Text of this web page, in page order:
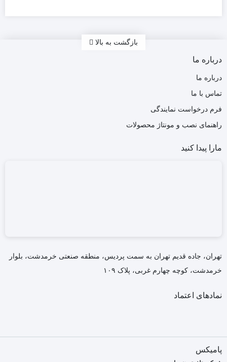
بازگشت به بالا
درباره ما
درباره ما
تماس با ما
فرم درخواست نمایندگی
راهنمای نصب و مونتاژ محصولات
مارا پیدا کنید
تهران، جاده قدیم تهران به سمت پردیس، منطقه صنعتی خرمدشت، بلوار
خرمدشت، کوچه چهارم غربی، پلاک ۱۰۹
نمادهای اعتماد
پامیکس